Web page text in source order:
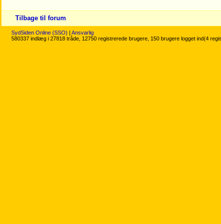
Tilbage til forum
SydSiden Online (SSO) | Ansvarlig
580337 indlæg i 27818 tråde, 12750 registrerede brugere, 150 brugere logget ind(4